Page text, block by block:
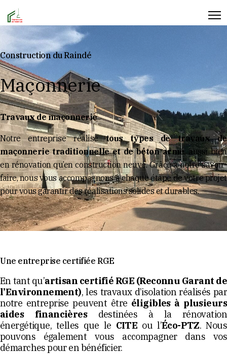
Construction du Raindé
Maçonnerie
Travaux de maçonnerie
Notre entreprise réalisetous types de travaux de
maçonnerie traditionnelle et de béton armé, aussi bien
en rénovation qu’en construction neuve. Grâce à notre savoir-
faire, nous vous accompagnons à chaque étape de votre projet
pour vous garantir des réalisations solides et durables.
Une entreprise certifiée RGE
En tant qu’artisan certifié RGE (Reconnu Garant de
l’Environnement), les travaux d’isolation réalisés par
notre entreprise peuvent être éligibles à plusieurs
aides financièresdestinées à la rénovation
énergétique, telles que le CITE ou l’Éco-PTZ. Nous
pouvons également vous accompagner dans vos
démarches pour en bénéficier.